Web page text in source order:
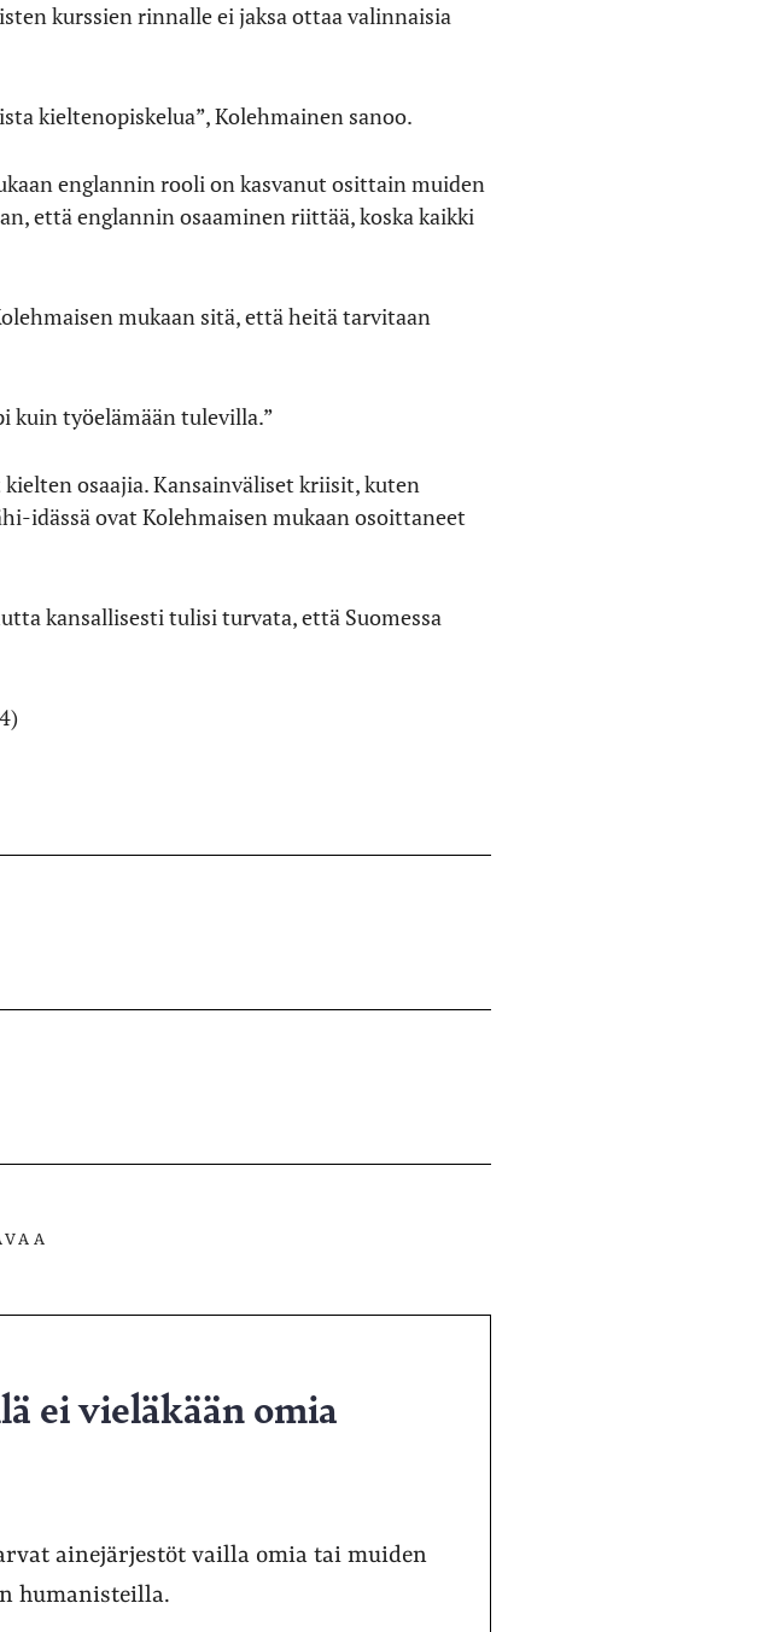
kurssien rinnalle ei jaksa ottaa valinnaisia
kieltenopiskelua”, Kolehmainen sanoo.
englannin rooli on kasvanut osittain muiden
että englannin osaaminen riittää, koska kaikki
mukaan sitä, että heitä tarvitaan
kuin työelämään tulevilla.”
osaajia. Kansainväliset kriisit, kuten
idässä ovat Kolehmaisen mukaan osoittaneet
kansallisesti tulisi turvata, että Suomessa
ei vieläkään omia
ainejärjestöt vailla omia tai muiden
humanisteilla.